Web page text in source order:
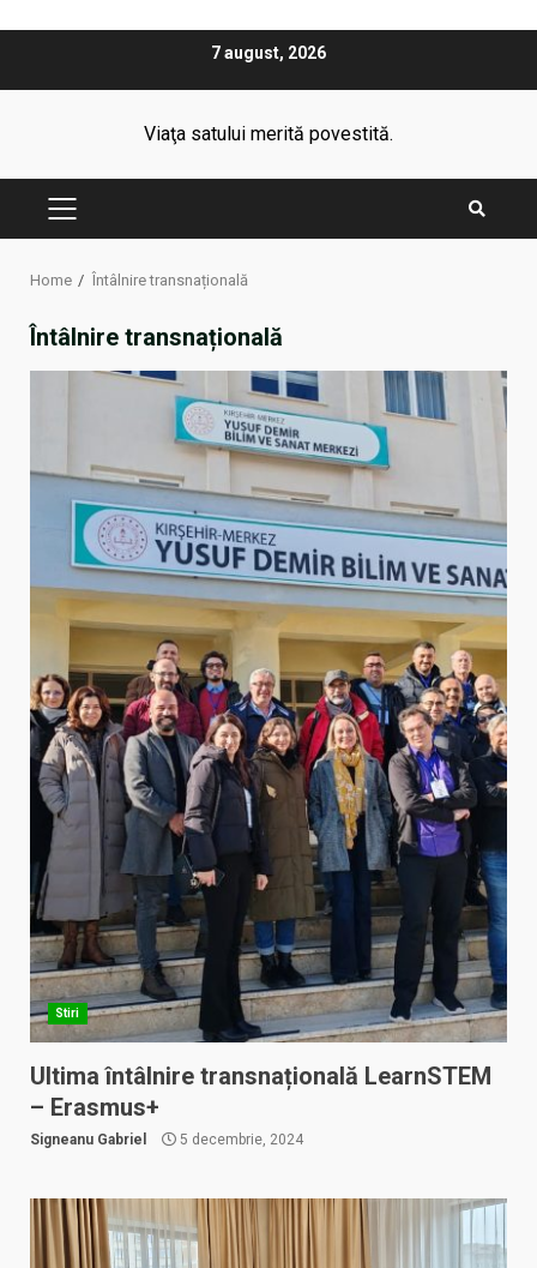
7 august, 2026
Viaţa satului merită povestită.
PRIMARY
Home Întâlnire transnațională
Întâlnire transnațională
Stiri
Ultima întâlnire transnațională LearnSTEM
– Erasmus+
Signeanu Gabriel 5 decembrie, 2024